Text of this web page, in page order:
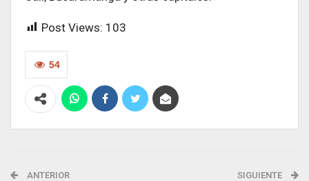
Post Views: 103
54
ANTERIOR SIGUIENTE